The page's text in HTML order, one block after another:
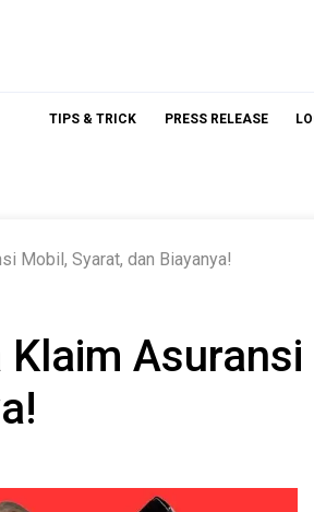
TIPS & TRICK PRESS RELEASE
Mobil, Syarat, dan Biayanya!
Klaim Asuransi